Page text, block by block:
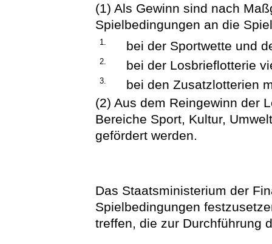
(1) Als Gewinn sind nach
Spielbedingungen an die
1. bei der Sportwette und
2. bei der Losbrieflotterie
3.
bei den Zusatzlotterien
(2) Aus dem Reingewinn der
Bereiche Sport, Kultur,
gefördert werden.
Das Staatsministerium der
Spielbedingungen
treffen, die zur Durchführung